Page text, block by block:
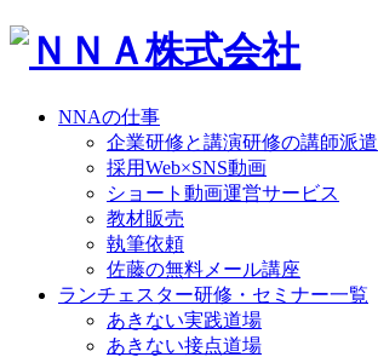
NNAの仕事
企業研修と講演研修の講師派遣
採用Web×SNS動画
ショート動画運営サービス
教材販売
執筆依頼
佐藤の無料メール講座
ランチェスター研修・セミナー一覧
あきない実践道場
あきない接点道場